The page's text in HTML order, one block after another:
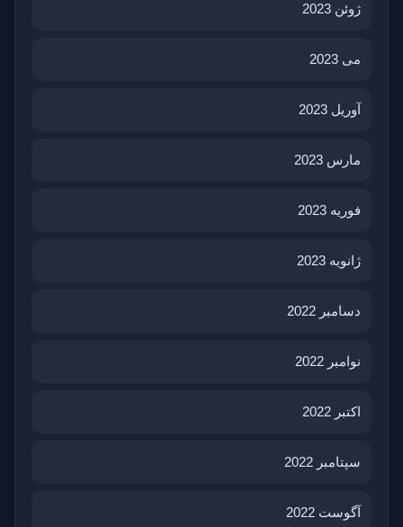
ژوئن 2023
می 2023
آوریل 2023
مارس 2023
فوریه 2023
ژانویه 2023
دسامبر 2022
نوامبر 2022
اکتبر 2022
سپتامبر 2022
آگوست 2022